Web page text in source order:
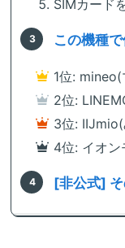
SIMカード
この機種
1位:
2位:
3位:
4位: イオ
[非公式]